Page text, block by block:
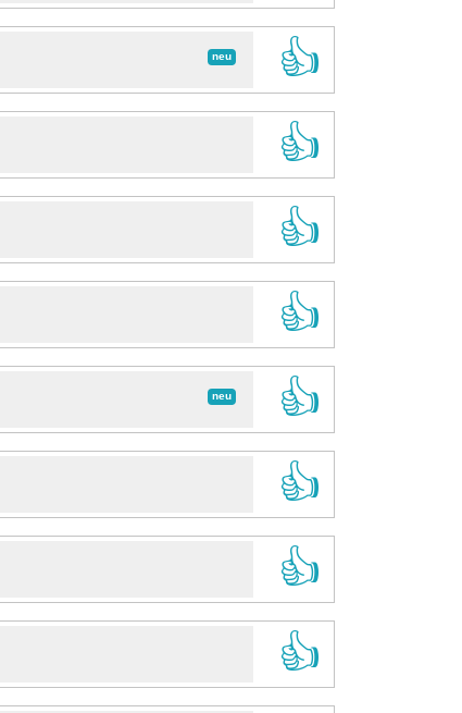
neu
👍
👍
👍
👍
neu
👍
👍
👍
👍